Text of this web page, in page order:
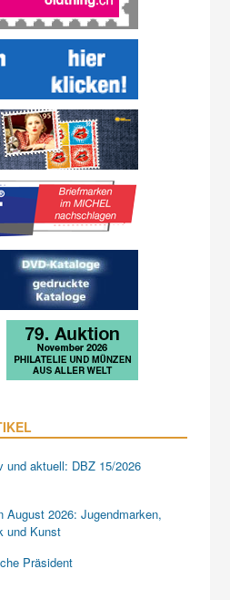
und aktuell: DBZ 15/2026
August 2026: Jugendmarken,
und Kunst
Präsident